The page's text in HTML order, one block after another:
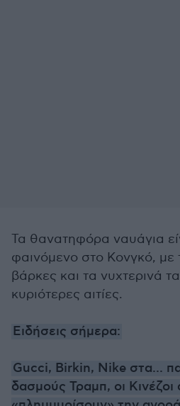
Τα θανατηφόρα ναυάγια
φαινόμενο στο Κονγκό, με
βάρκες και τα νυχτερινά
κυριότερες αιτίες.
Ειδήσεις σήμερα:
Gucci, Birkin, Nike στα...
δασμούς Τραμπ, οι Κινέζοι